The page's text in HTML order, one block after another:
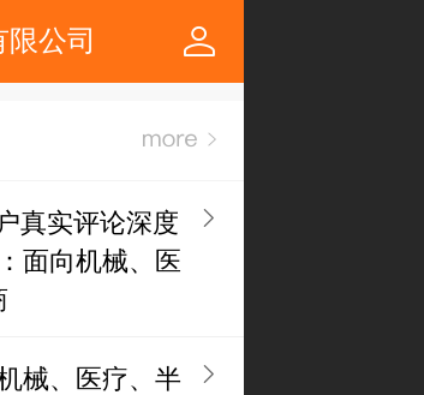
公司
真实评论深度
面向机械、医
械、医疗、半